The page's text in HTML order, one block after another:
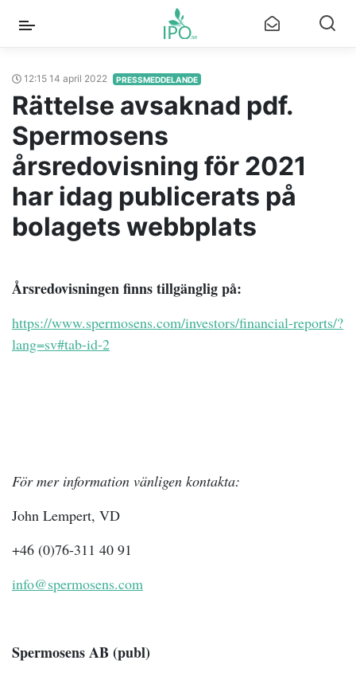
12:15 14 april 2022 PRESSMEDDELANDE
Rättelse avsaknad pdf.
Spermosens
årsredovisning för 2021
har idag publicerats på
bolagets webbplats
Årsredovisningen finns tillgänglig på:
https://www.spermosens.com/investors/financial-reports/?
lang=sv#tab-id-2
För mer information vänligen kontakta:
John Lempert, VD
+46 (0)76-311 40 91
info@spermosens.com
Spermosens AB (publ)